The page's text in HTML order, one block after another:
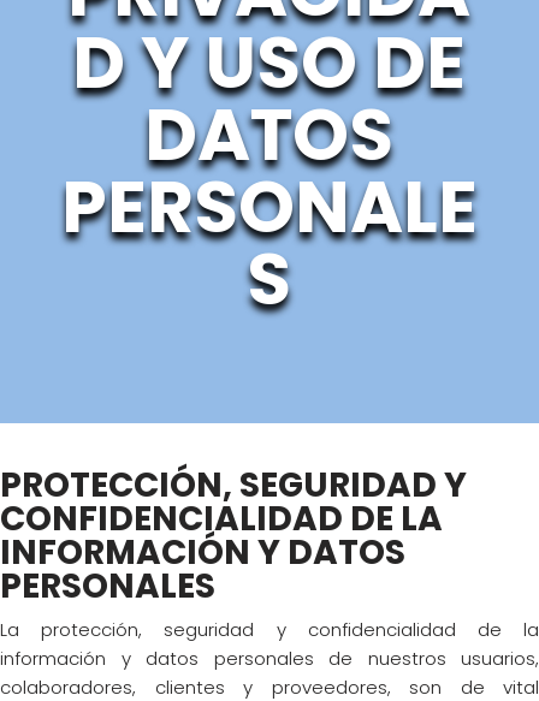
D Y USO DE
DATOS
PERSONALE
S
PROTECCIÓN, SEGURIDAD Y
CONFIDENCIALIDAD DE LA
INFORMACIÓN Y DATOS
PERSONALES
La protección, seguridad y confidencialidad de la
información y datos personales de nuestros usuarios,
colaboradores, clientes y proveedores, son de vital